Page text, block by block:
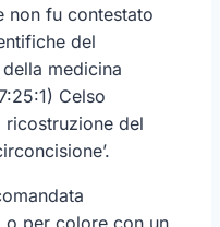
non fu contestato
del
medicina
Celso
del
o per colore con un